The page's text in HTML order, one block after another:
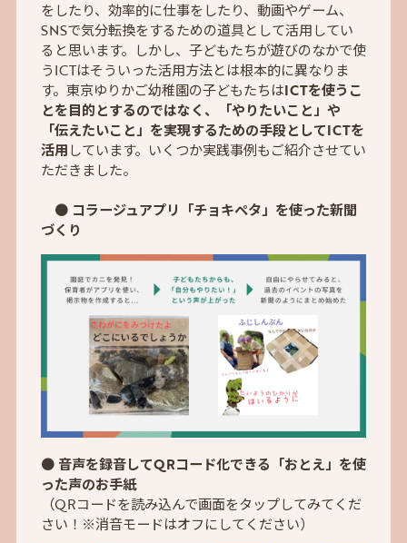
をしたり、効率的に仕事をしたり、動画やゲーム、
SNSで気分転換をするための道具として活用してい
ると思います。しかし、子どもたちが遊びのなかで使
うICTはそういった活用方法とは根本的に異なりま
す。東京ゆりかご幼稚園の子どもたちはICTを使うこ
とを目的とするのではなく、「やりたいこと」や
「伝えたいこと」を実現するための手段としてICTを
活用しています。いくつか実践事例もご紹介させてい
ただきました。
● コラージュアプリ「チョキペタ」を使った新聞
づくり
●音声を録音してQRコード化できる「おとえ」を使
った声のお手紙
（QRコードを読み込んで画面をタップしてみてくだ
さい！※消音モードはオフにしてください）